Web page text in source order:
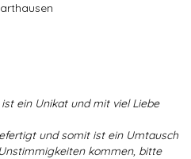
ein Unikat und mit viel Liebe
und somit ist ein Umtausch
kommen, bitte